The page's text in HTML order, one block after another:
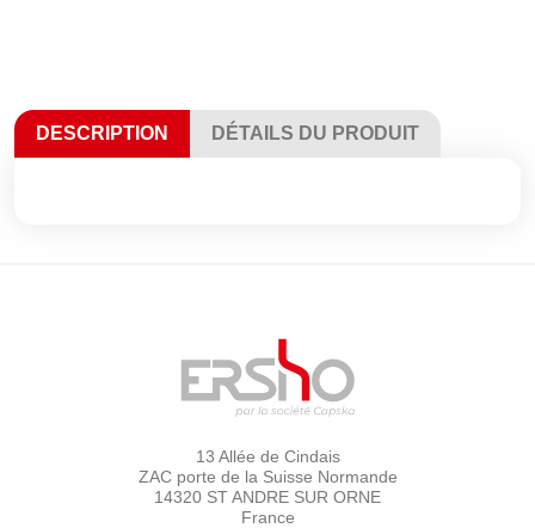
DESCRIPTION DÉTAILS DU PRODUIT
13 Allée de Cindais
ZAC porte de la Suisse Normande
14320 ST ANDRE SUR ORNE
France